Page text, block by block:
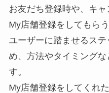
お友だち登録時や、キ
My店舗登録をしてもら
ユーザーに踏ませるス
め、方法やタイミング
す。
My店舗登録をしてくれ